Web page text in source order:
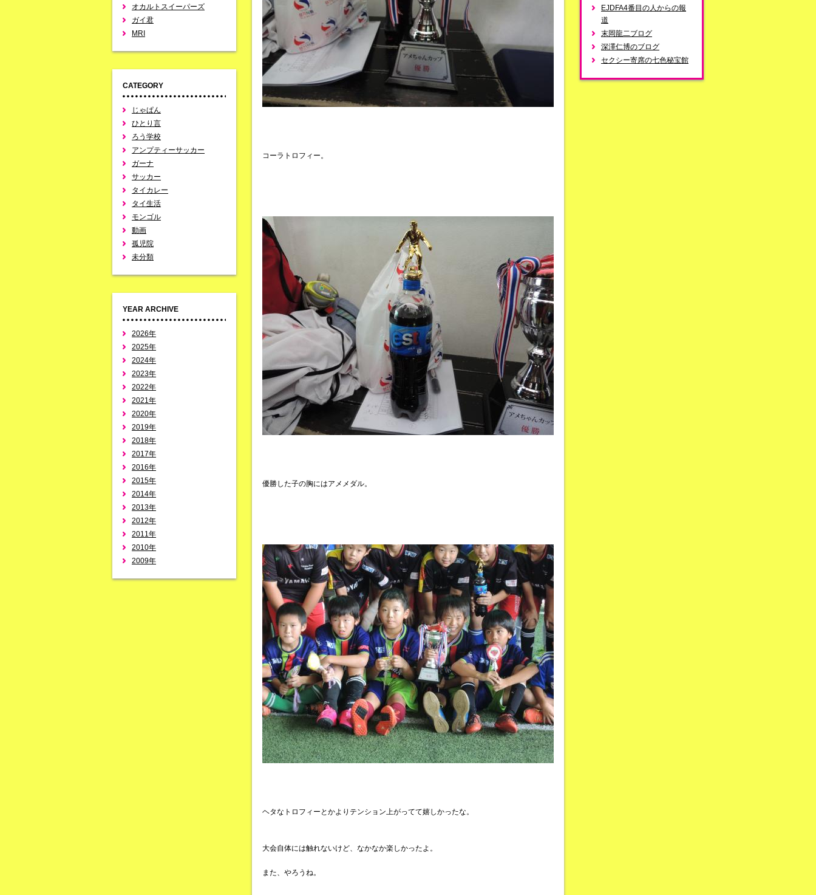
オカルトスイーパーズ
ガイ君
MRI
CATEGORY
じゃぱん
ひとり言
ろう学校
アンプティーサッカー
ガーナ
サッカー
タイカレー
タイ生活
モンゴル
動画
孤児院
未分類
YEAR ARCHIVE
2026年
2025年
2024年
2023年
2022年
2021年
2020年
2019年
2018年
2017年
2016年
2015年
2014年
2013年
2012年
2011年
2010年
2009年
EJDFA4番目の人からの報
道
末岡龍二ブログ
深澤仁博のブログ
セクシー寄席の七色秘宝館
コーラトロフィー。
優勝した子の胸にはアメメダル。
ヘタなトロフィーとかよりテンション上がってて嬉しかったな。
大会自体には触れないけど、なかなか楽しかったよ。
また、やろうね。